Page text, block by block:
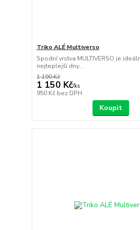
Triko ALÉ Multiverso
Spodní vrstva MULTIVERSO je
nejteplejší dny...
1 190 Kč
1 150 Kč/ks
950 Kč bez DPH
Koupit